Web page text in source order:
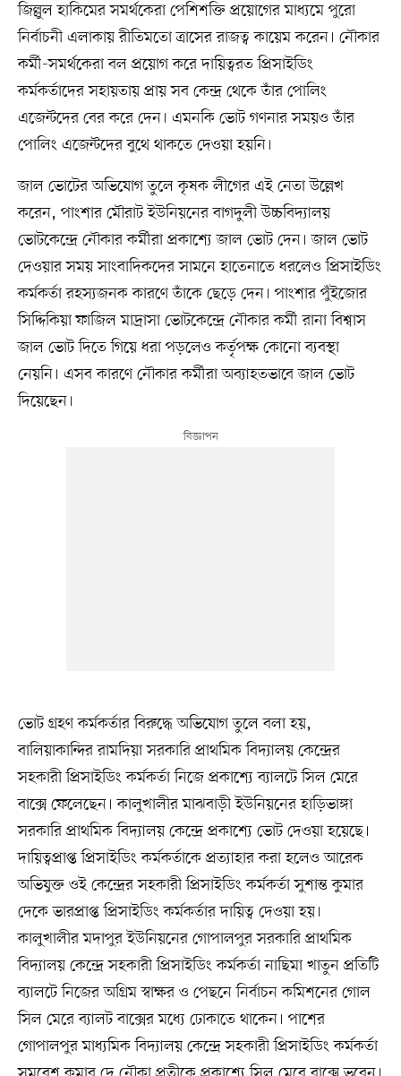
জিল্লুল হাকিমের সমর্থকেরা পেশিশক্তি প্রয়োগের মাধ্যমে পুরো
নির্বাচনী এলাকায় রীতিমতো ত্রাসের রাজত্ব কায়েম করেন। নৌকার
কর্মী-সমর্থকেরা বল প্রয়োগ করে দায়িত্বরত প্রিসাইডিং
কর্মকর্তাদের সহায়তায় প্রায় সব কেন্দ্র থেকে তাঁর পোলিং
এজেন্টদের বের করে দেন। এমনকি ভোট গণনার সময়ও তাঁর
পোলিং এজেন্টদের বুথে থাকতে দেওয়া হয়নি।
জাল ভোটের অভিযোগ তুলে কৃষক লীগের এই নেতা উল্লেখ
করেন, পাংশার মৌরাট ইউনিয়নের বাগদুলী উচ্চবিদ্যালয়
ভোটকেন্দ্রে নৌকার কর্মীরা প্রকাশ্যে জাল ভোট দেন। জাল ভোট
দেওয়ার সময় সাংবাদিকদের সামনে হাতেনাতে ধরলেও প্রিসাইডিং
কর্মকর্তা রহস্যজনক কারণে তাঁকে ছেড়ে দেন। পাংশার পুঁইজোর
সিদ্দিকিয়া ফাজিল মাদ্রাসা ভোটকেন্দ্রে নৌকার কর্মী রানা বিশ্বাস
জাল ভোট দিতে গিয়ে ধরা পড়লেও কর্তৃপক্ষ কোনো ব্যবস্থা
নেয়নি। এসব কারণে নৌকার কর্মীরা অব্যাহতভাবে জাল ভোট
দিয়েছেন।
ভোট গ্রহণ কর্মকর্তার বিরুদ্ধে অভিযোগ তুলে বলা হয়,
বালিয়াকান্দির রামদিয়া সরকারি প্রাথমিক বিদ্যালয় কেন্দ্রের
সহকারী প্রিসাইডিং কর্মকর্তা নিজে প্রকাশ্যে ব্যালটে সিল মেরে
বাক্সে ফেলেছেন। কালুখালীর মাঝবাড়ী ইউনিয়নের হাড়িভাঙ্গা
সরকারি প্রাথমিক বিদ্যালয় কেন্দ্রে প্রকাশ্যে ভোট দেওয়া হয়েছে।
দায়িত্বপ্রাপ্ত প্রিসাইডিং কর্মকর্তাকে প্রত্যাহার করা হলেও আরেক
অভিযুক্ত ওই কেন্দ্রের সহকারী প্রিসাইডিং কর্মকর্তা সুশান্ত কুমার
দেকে ভারপ্রাপ্ত প্রিসাইডিং কর্মকর্তার দায়িত্ব দেওয়া হয়।
কালুখালীর মদাপুর ইউনিয়নের গোপালপুর সরকারি প্রাথমিক
বিদ্যালয় কেন্দ্রে সহকারী প্রিসাইডিং কর্মকর্তা নাছিমা খাতুন প্রতিটি
ব্যালটে নিজের অগ্রিম স্বাক্ষর ও পেছনে নির্বাচন কমিশনের গোল
সিল মেরে ব্যালট বাক্সের মধ্যে ঢোকাতে থাকেন। পাশের
গোপালপুর মাধ্যমিক বিদ্যালয় কেন্দ্রে সহকারী প্রিসাইডিং কর্মকর্তা